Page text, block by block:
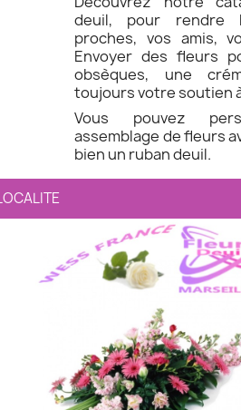
deuil, pour rendre
proches, vos amis,
Envoyer des fleurs
obsèques, une
toujours votre soutien
Vous pouvez
assemblage de fleurs
bien un ruban deuil.